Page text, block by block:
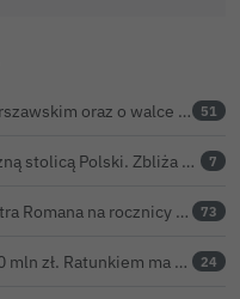
Bolesławiec pamięta o Powstaniu Warszawskim oraz o walce powstańców z faszyzmem 51
Bolesławiec znów stanie się ceramiczną stolicą Polski. Zbliża się 32. Święto Ceramiki 7
Czytelnik oburzony zachowaniem Piotra Romana na rocznicy prezydentury Karola Nawrockiego. Obejrzeliśmy nagranie 73
Szpital w Bogatyni z długiem ponad 30 mln zł. Ratunkiem ma być połączenie z Bolesławcem 24